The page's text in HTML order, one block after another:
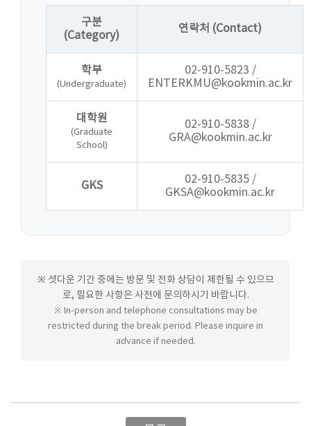
구분
(Category)
연락처 (Contact)
학부
(Undergraduate)
02-910-5823 /
ENTERKMU@kookmin.ac.kr
대학원
(Graduate
School)
02-910-5838 /
GRA@kookmin.ac.kr
GKS
02-910-5835 /
GKSA@kookmin.ac.kr
※ 셧다운 기간 중에는 방문 및 전화 상담이 제한될 수 있으므
로, 필요한 사항은 사전에 문의하시기 바랍니다.
※ In-person and telephone consultations may be
restricted during the break period. Please inquire in
advance if needed.